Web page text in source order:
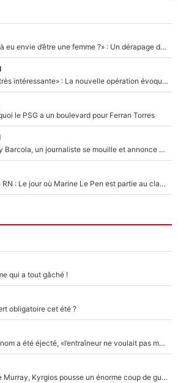
«LeBron James, as-tu déjà eu envie d’être une femme ?» : Un dérapage de Donald Trump sur la superstar de la NBA refait surface
«C'est une option qui est très intéressante» : La nouvelle opération évoquée au PSG est déjà validée dans l’After Foot
le PSG a un boulevard pour Ferran Torres
PSG : Transfert de Bradley Barcola, un journaliste se mouille et annonce déjà la fin du feuilleton !
Zinedine Zidane contre le RN : Le jour où Marine Le Pen est partie au clash avec le sélectionneur de l’équipe de France
qui a tout gâché !
obligatoire cet été ?
Mercato - OM : Un grand nom a été éjecté, «l’entraîneur ne voulait pas me conserver»
Victime de racisme contre Murray, Kyrgios pousse un énorme coup de gueule !